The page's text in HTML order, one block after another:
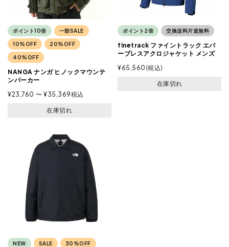
ポイント10倍 一部SALE
10%OFF 20%OFF
40%OFF
NANGA ナンガ ヒノックマウンテ
ンパーカー
¥23,760 〜 ¥35,369税込
在庫切れ
ポイント2倍 交換送料片道無料
finetrack ファイントラック エバ
ーブレスアクロジャケット メンズ
¥65,560 税込
在庫切れ
NEW SALE 30%OFF